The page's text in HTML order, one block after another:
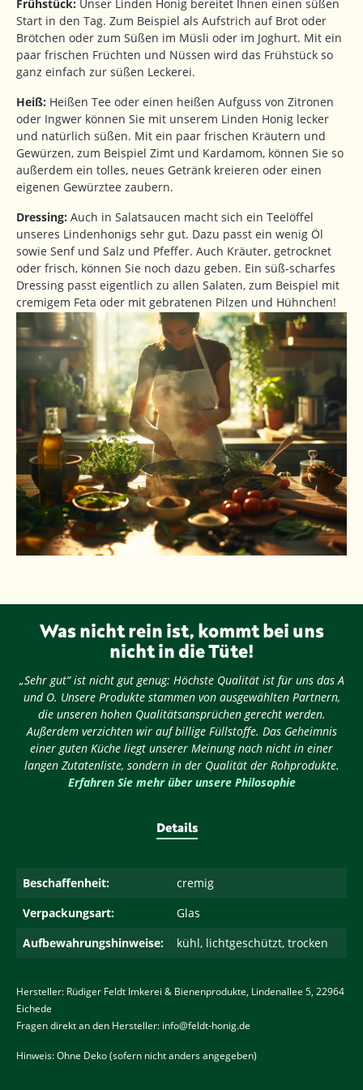
Frühstück: Unser Linden Honig bereitet Ihnen einen süßen
Start in den Tag. Zum Beispiel als Aufstrich auf Brot oder
Brötchen oder zum Süßen im Müsli oder im Joghurt. Mit ein
paar frischen Früchten und Nüssen wird das Frühstück so
ganz einfach zur süßen Leckerei.
Heiß: Heißen Tee oder einen heißen Aufguss von Zitronen
oder Ingwer können Sie mit unserem Linden Honig lecker
und natürlich süßen. Mit ein paar frischen Kräutern und
Gewürzen, zum Beispiel Zimt und Kardamom, können Sie so
außerdem ein tolles, neues Getränk kreieren oder einen
eigenen Gewürztee zaubern.
Dressing: Auch in Salatsaucen macht sich ein Teelöffel
unseres Lindenhonigs sehr gut. Dazu passt ein wenig Öl
sowie Senf und Salz und Pfeffer. Auch Kräuter, getrocknet
oder frisch, können Sie noch dazu geben. Ein süß-scharfes
Dressing passt eigentlich zu allen Salaten, zum Beispiel mit
cremigem Feta oder mit gebratenen Pilzen und Hühnchen!
Was nicht rein ist, kommt bei uns
nicht in die Tüte!
„Sehr gut“ ist nicht gut genug: Höchste Qualität ist für uns das A
und O. Unsere Produkte stammen von ausgewählten Partnern,
die unseren hohen Qualitätsansprüchen gerecht werden.
Außerdem verzichten wir auf billige Füllstoffe. Das Geheimnis
einer guten Küche liegt unserer Meinung nach nicht in einer
langen Zutatenliste, sondern in der Qualität der Rohprodukte.
Erfahren Sie mehr über unsere Philosophie
Details
Beschaffenheit:
cremig
Verpackungsart:
Glas
Aufbewahrungshinweise:
kühl, lichtgeschützt, trocken
Hersteller: Rüdiger Feldt Imkerei & Bienenprodukte, Lindenallee 5, 22964
Eichede
Fragen direkt an den Hersteller: info@feldt-honig.de
Hinweis: Ohne Deko (sofern nicht anders angegeben)